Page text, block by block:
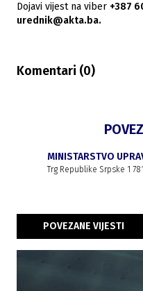
Dojavi vijest na viber +387
urednik@akta.ba.
Komentari (0)
MINISTARSTVO
Trg Republike Srpske 1
POVEZANE VIJESTI